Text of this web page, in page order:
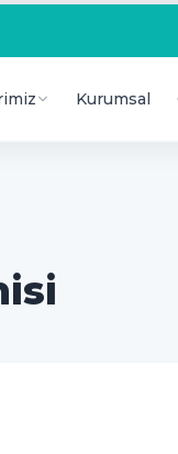
Kurumsal